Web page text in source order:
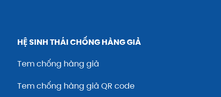
HỆ SINH THÁI CHỐNG HÀNG GIẢ
Tem chống hàng giả
Tem chống hàng giả QR code